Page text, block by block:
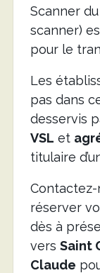
Scanner
scanner)
pour le
Les
pas dans
desservis
VSL et
titulaire
Contactez-
réserver
dès à
vers Saint
Claude